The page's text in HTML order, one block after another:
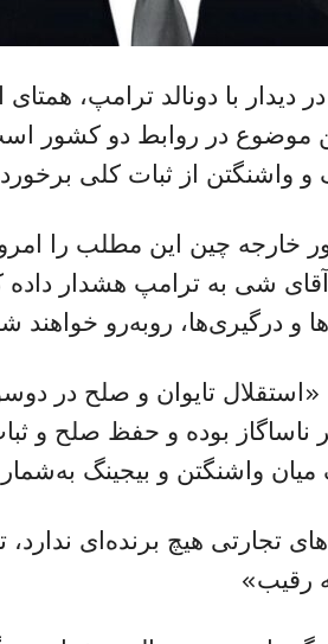
با دونالد ترامپ، همتای
موضوع در روابط دو کشور
از ثبات کلی
شی به ترامپ هشدار داده
و درگیری‌ها، روبه‌رو خواهند
تایوان و صلح در
ناساگاز بوده و حفظ صلح و
واشنگتن و بیجینگ
تجارتی هیچ برنده‌ای ندارد،
رقیب»